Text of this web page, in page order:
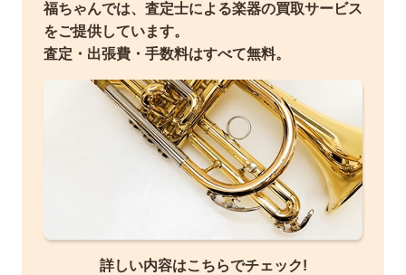
福ちゃんでは、査定士による楽器の買取サービス
をご提供しています。
査定・出張費・手数料はすべて無料。
詳しい内容はこちらでチェック!